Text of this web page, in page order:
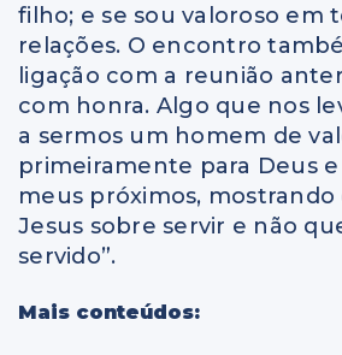
filho; e se sou valoroso em
relações. O encontro
ligação com a reunião
com honra. Algo que nos
a sermos um homem de
primeiramente para Deus
meus próximos, mostrando
Jesus sobre servir e não
servido”.
Mais conteúdos: